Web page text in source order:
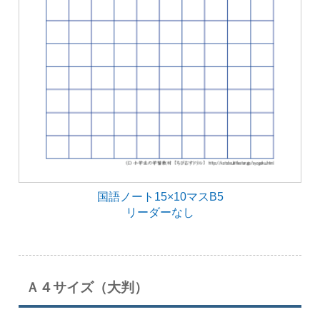
国語ノート15×10マスB5
リーダーなし
Ａ４サイズ（大判）